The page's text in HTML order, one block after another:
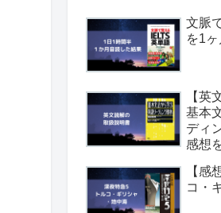
文脈
を1
【英
基本
ディ
感想
【感
コ・